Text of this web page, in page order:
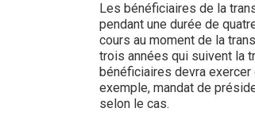
Les bénéficiaires de la
pendant une durée de
cours au moment de la
trois années qui suivent la
bénéficiaires devra
exemple, mandat de
selon le cas.